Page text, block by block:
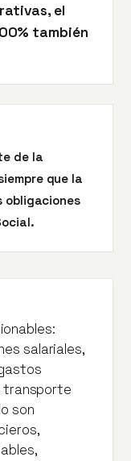
el
también
de la
que la
obligaciones
salariales,
transporte
son